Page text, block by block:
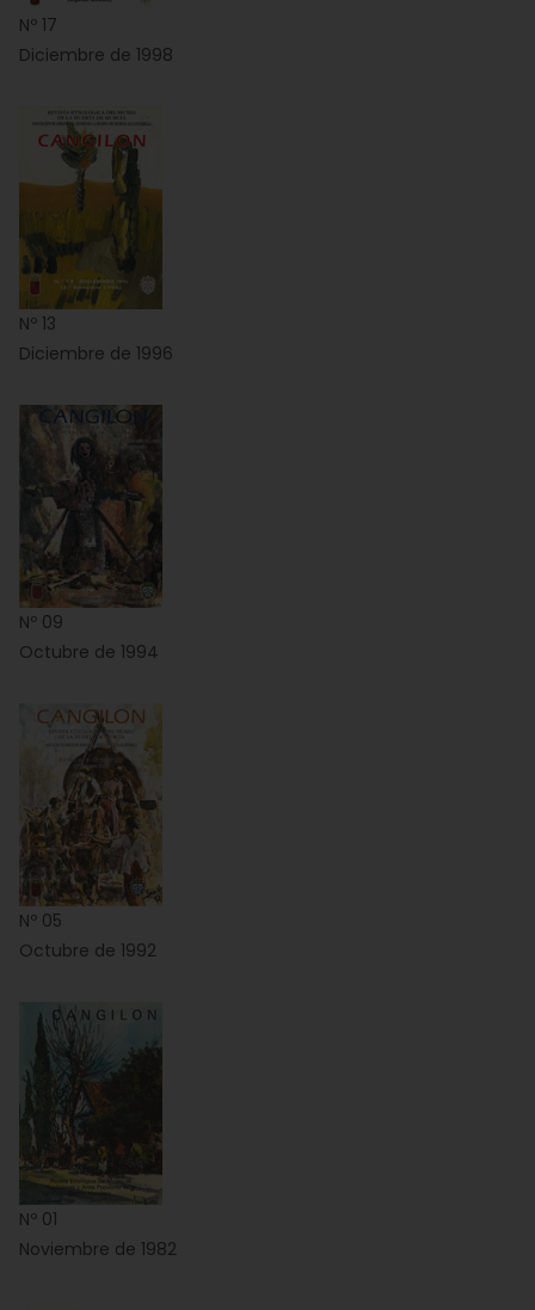
Nº 17
Diciembre de 1998
Nº 13
Diciembre de 1996
Nº 09
Octubre de 1994
Nº 05
Octubre de 1992
Nº 01
Noviembre de 1982